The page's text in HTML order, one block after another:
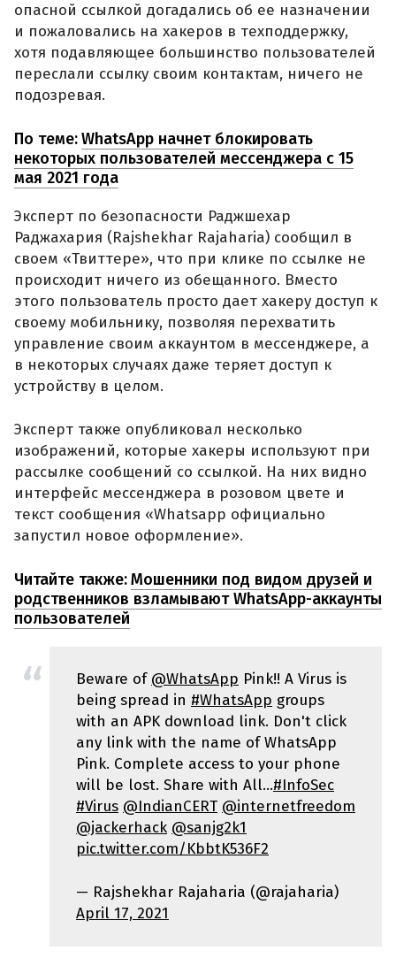
опасной ссылкой догадались об ее назначении
и пожаловались на хакеров в техподдержку,
хотя подавляющее большинство пользователей
переслали ссылку своим контактам, ничего не
подозревая.
По теме:WhatsApp начнет блокировать
некоторых пользователей мессенджера с 15
мая 2021 года
Эксперт по безопасности Раджшехар
Раджахария (Rajshekhar Rajaharia) сообщил в
своем «Твиттере», что при клике по ссылке не
происходит ничего из обещанного. Вместо
этого пользователь просто дает хакеру доступ к
своему мобильнику, позволяя перехватить
управление своим аккаунтом в мессенджере, а
в некоторых случаях даже теряет доступ к
устройству в целом.
Эксперт также опубликовал несколько
изображений, которые хакеры используют при
рассылке сообщений со ссылкой. На них видно
интерфейс мессенджера в розовом цвете и
текст сообщения «Whatsapp официально
запустил новое оформление».
Читайте также:Мошенники под видом друзей и
родственников взламывают WhatsApp-аккаунты
пользователей
Beware of @WhatsApp Pink!! A Virus is
being spread in #WhatsApp groups
with an APK download link. Don't click
any link with the name of WhatsApp
Pink. Complete access to your phone
will be lost. Share with All...#InfoSec
#Virus @IndianCERT @internetfreedom
@jackerhack @sanjg2k1
pic.twitter.com/KbbtK536F2
— Rajshekhar Rajaharia (@rajaharia)
April 17, 2021